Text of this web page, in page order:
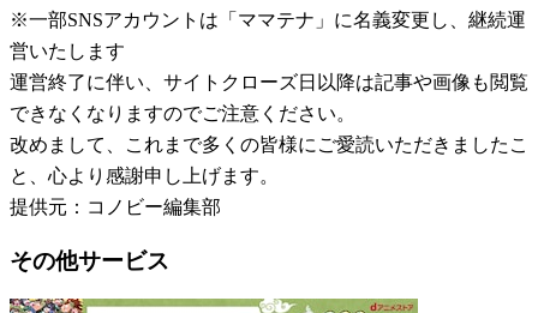
※一部SNSアカウントは「ママテナ」に名義変更し、継続運
営いたします
運営終了に伴い、サイトクローズ日以降は記事や画像も閲覧
できなくなりますのでご注意ください。
改めまして、これまで多くの皆様にご愛読いただきましたこ
と、心より感謝申し上げます。
提供元：コノビー編集部
その他サービス